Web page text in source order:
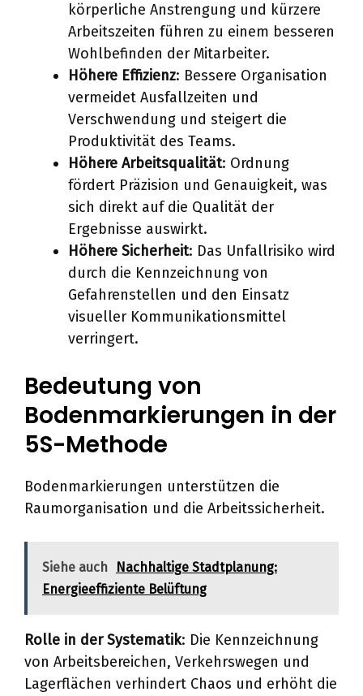
körperliche Anstrengung und kürzere
Arbeitszeiten führen zu einem besseren
Wohlbefinden der Mitarbeiter.
Höhere Effizienz: Bessere Organisation
vermeidet Ausfallzeiten und
Verschwendung und steigert die
Produktivität des Teams.
Höhere Arbeitsqualität: Ordnung
fördert Präzision und Genauigkeit, was
sich direkt auf die Qualität der
Ergebnisse auswirkt.
Höhere Sicherheit: Das Unfallrisiko wird
durch die Kennzeichnung von
Gefahrenstellen und den Einsatz
visueller Kommunikationsmittel
verringert.
Bedeutung von
Bodenmarkierungen in der
5S-Methode
Bodenmarkierungen unterstützen die
Raumorganisation und die Arbeitssicherheit.
Siehe auch
Nachhaltige Stadtplanung:
Energieeffiziente Belüftung
Rolle in der Systematik: Die Kennzeichnung
von Arbeitsbereichen, Verkehrswegen und
Lagerflächen verhindert Chaos und erhöht die